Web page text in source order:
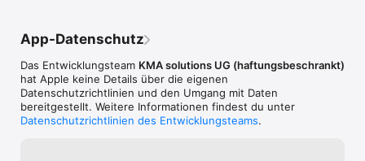
App-Datenschutz
Das Entwicklungsteam KMA solutions UG (haftungsbeschrankt)
hat Apple keine Details über die eigenen
Datenschutzrichtlinien und den Umgang mit Daten
bereitgestellt. Weitere Informationen findest du unter
Datenschutzrichtlinien des Entwicklungsteams.